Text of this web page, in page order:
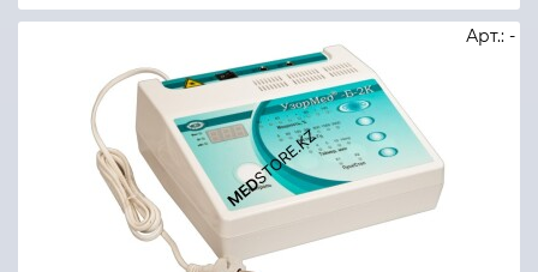
Арт.: -